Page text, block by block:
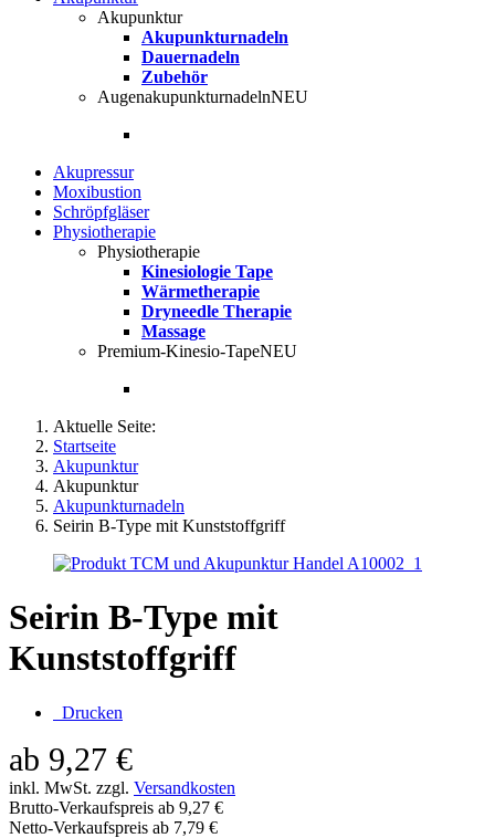
Akupunktur
Akupunkturnadeln
Dauernadeln
Zubehör
AugenakupunkturnadelnNEU
Akupressur
Moxibustion
Schröpfgläser
Physiotherapie
Physiotherapie
Kinesiologie Tape
Wärmetherapie
Dryneedle Therapie
Massage
Premium-Kinesio-TapeNEU
Aktuelle Seite:
Startseite
Akupunktur
Akupunktur
Akupunkturnadeln
Seirin B-Type mit Kunststoffgriff
Seirin B-Type mit
Kunststoffgriff
Drucken
ab 9,27 €
inkl. MwSt. zzgl. Versandkosten
Brutto-Verkaufspreis ab 9,27 €
Netto-Verkaufspreis ab 7,79 €